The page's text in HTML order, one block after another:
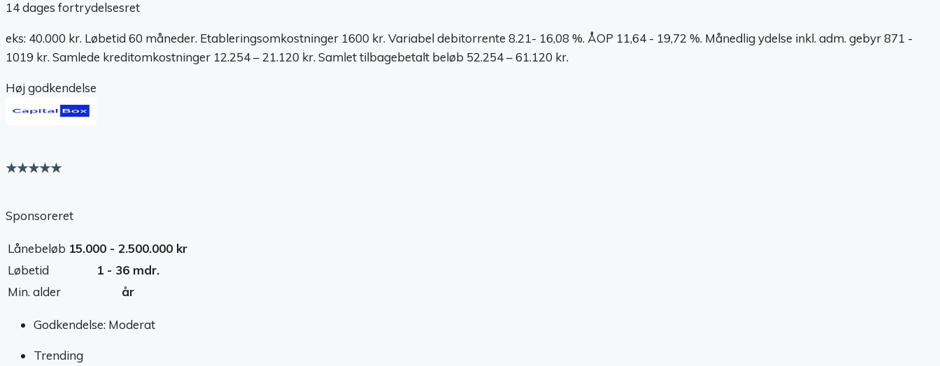
14 dages fortrydelsesret
eks: 40.000 kr. Løbetid 60 måneder. Etableringsomkostninger 1600 kr. Variabel debitorrente 8.21- 16,08 %. ÅOP 11,64 - 19,72 %. Månedlig ydelse inkl. adm. gebyr 871 -
1019 kr. Samlede kreditomkostninger 12.254 – 21.120 kr. Samlet tilbagebetalt beløb 52.254 – 61.120 kr.
Høj godkendelse
★★★★★
Sponsoreret
Lånebeløb 15.000 - 2.500.000 kr
Løbetid
1 - 36 mdr.
Min. alder
år
Godkendelse: Moderat
Trending